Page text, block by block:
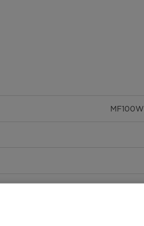
Delicati, Risciacquo e centrifuga,